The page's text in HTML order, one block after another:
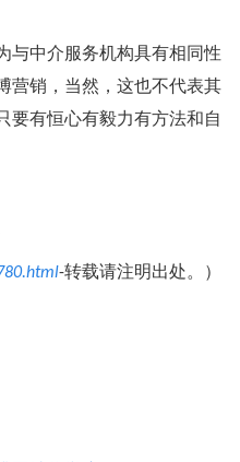
中介服务机构具有相同性
营销，当然，这也不代表其
要有恒心有毅力有方法和自
-转载请注明出处。）